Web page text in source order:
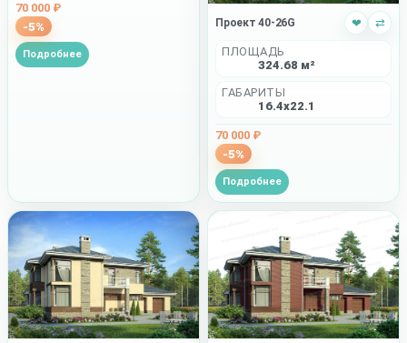
70 000 ₽
-5%
Подробнее
Проект 40-26G ❤ ⇄
ПЛОЩАДЬ
324.68 м²
ГАБАРИТЫ
16.4x22.1
70 000 ₽
-5%
Подробнее